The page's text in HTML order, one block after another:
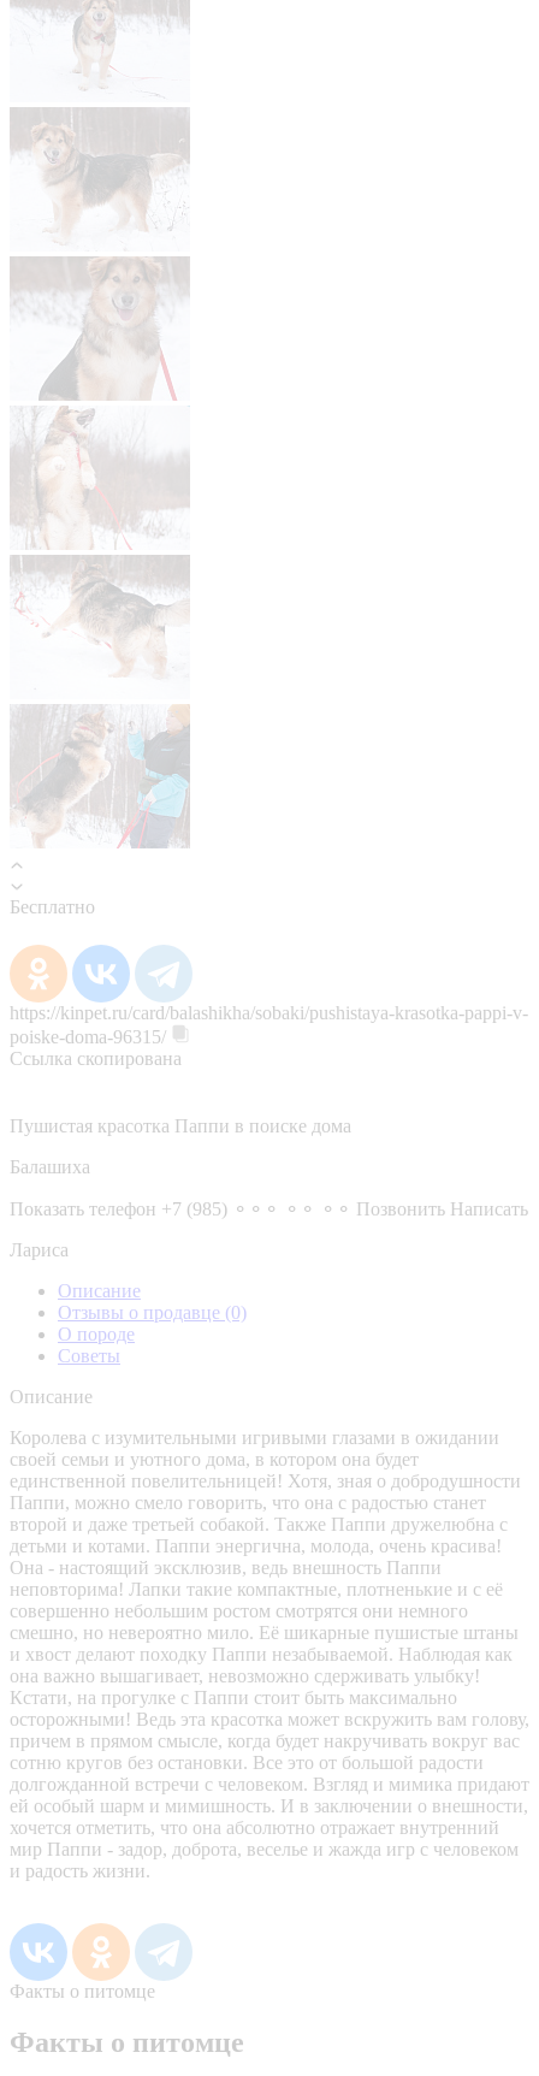
Бесплатно
https://kinpet.ru/card/balashikha/sobaki/pushistaya-krasotka-pappi-v-
poiske-doma-96315/
Ссылка скопирована
Пушистая красотка Паппи в поиске дома
Балашиха
Показать телефон +7 (985) ⚬⚬⚬ ⚬⚬ ⚬⚬ Позвонить Написать
Лариса
Описание
Отзывы о продавце (0)
О породе
Советы
Описание
Королева с изумительными игривыми глазами в ожидании
своей семьи и уютного дома, в котором она будет
единственной повелительницей! Хотя, зная о добродушности
Паппи, можно смело говорить, что она с радостью станет
второй и даже третьей собакой. Также Паппи дружелюбна с
детьми и котами. Паппи энергична, молода, очень красива!
Она - настоящий эксклюзив, ведь внешность Паппи
неповторима! Лапки такие компактные, плотненькие и с её
совершенно небольшим ростом смотрятся они немного
смешно, но невероятно мило. Её шикарные пушистые штаны
и хвост делают походку Паппи незабываемой. Наблюдая как
она важно вышагивает, невозможно сдерживать улыбку!
Кстати, на прогулке с Паппи стоит быть максимально
осторожными! Ведь эта красотка может вскружить вам голову,
причем в прямом смысле, когда будет накручивать вокруг вас
сотню кругов без остановки. Все это от большой радости
долгожданной встречи с человеком. Взгляд и мимика придают
ей особый шарм и мимишность. И в заключении о внешности,
хочется отметить, что она абсолютно отражает внутренний
мир Паппи - задор, доброта, веселье и жажда игр с человеком
и радость жизни.
Факты о питомце
Факты о питомце